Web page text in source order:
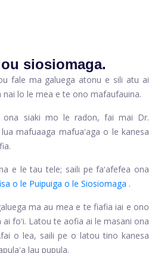
siosiomaga.
fale ma galuega atonu e sili atu ai
nai lo le mea e te ono mafaufauina.
siaki mo le radon, fai mai Dr.
mafuaaga mafuaʻaga o le kanesa
e le tau tele; saili pe faʻafefea ona
o le Puipuiga o le Siosiomaga .
ma au mea e te fiafia iai e ono
foʻi. Latou te aofia ai le masani ona
o lea, saili pe o latou tino kanesa
lau pupula.